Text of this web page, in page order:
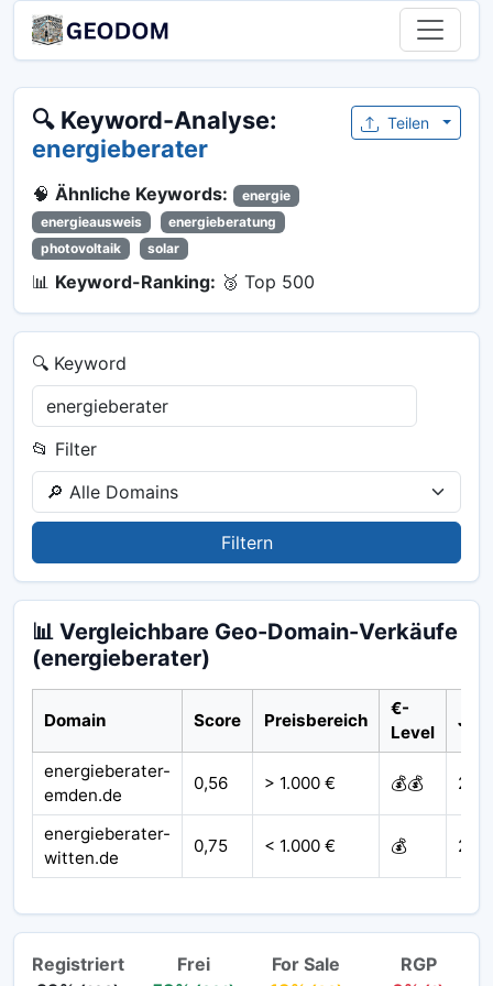
🔍 Keyword-Analyse:
energieberater
🧠 Ähnliche Keywords:
energie
energieausweis
energieberatung
photovoltaik
solar
📊 Keyword-Ranking: 🥉 Top 500
Teilen
🔍 Keyword
📂 Filter
Filtern
📊 Vergleichbare Geo-Domain-Verkäufe
(energieberater)
Domain Score Preisbereich
€-
Level
Jahr
energieberater-
emden.de
0,56 > 1.000 € 💰💰
energieberater-
witten.de
0,75 < 1.000 € 💰
Registriert
Frei
For Sale
RGP